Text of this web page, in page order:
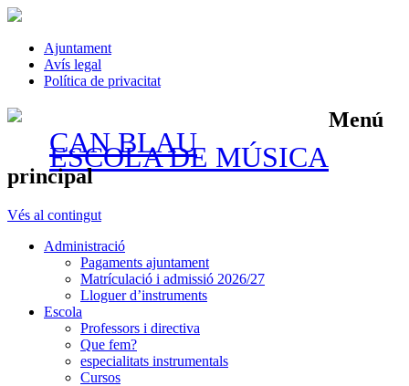
Ajuntament
Avís legal
Política de privacitat
CAN BLAU
ESCOLA DE MÚSICA
Menú
principal
Vés al contingut
Administració
Pagaments ajuntament
Matrículació i admissió 2026/27
Lloguer d’instruments
Escola
Professors i directiva
Que fem?
especialitats instrumentals
Cursos